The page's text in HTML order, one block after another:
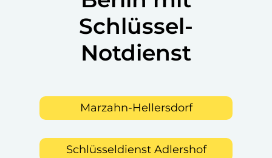
Schlüssel-
Notdienst
Marzahn-Hellersdorf
Schlüsseldienst Adlershof